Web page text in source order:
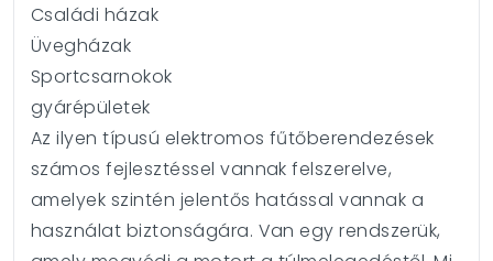
Családi házak
Üvegházak
Sportcsarnokok
gyárépületek
Az ilyen típusú elektromos fűtőberendezések
számos fejlesztéssel vannak felszerelve,
amelyek szintén jelentős hatással vannak a
használat biztonságára. Van egy rendszerük,